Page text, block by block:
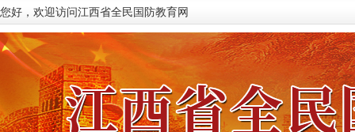
您好，欢迎访问江西省全民国防教育网